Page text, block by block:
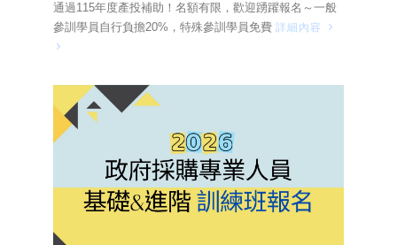
通過115年度產投補助！名額有限，歡迎踴躍報名～一般
參訓學員自行負擔20%，特殊參訓學員免費 詳細內容